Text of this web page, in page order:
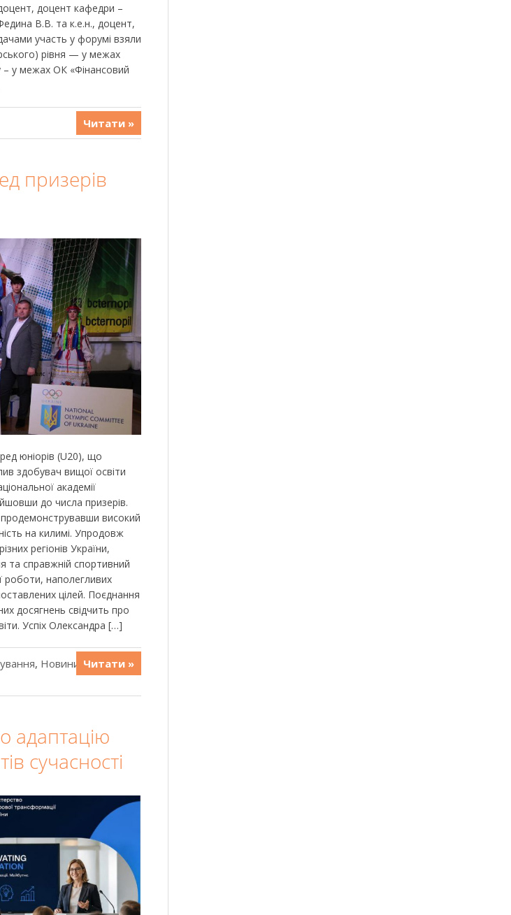
доцент кафедри –
В.В. та к.е.н., доцент,
участь у форумі взяли
рівня — у межах
– у межах ОК «Фінансовий
Читати »
призерів
юніорів (U20), що
здобувач вищої освіти
академії
до числа призерів.
продемонструвавши високий
на килимі. Упродовж
регіонів України,
та справжній спортивний
роботи, наполегливих
цілей. Поєднання
досягнень свідчить про
Успіх Олександра […]
, Новини Читати »
адаптацію
сучасності